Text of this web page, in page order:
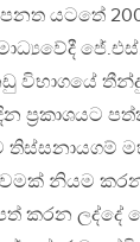
පනත යටතේ
විභාගයේ
ප්‍රකාශයට
නියම
පත් කරන